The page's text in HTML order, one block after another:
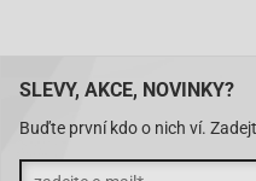
SLEVY, AKCE, NOVINKY?
Buďte první kdo o nich ví.